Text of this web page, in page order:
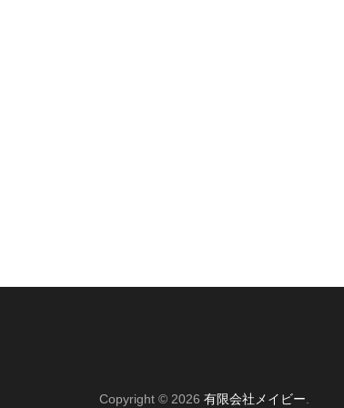
Copyright © 2026 有限会社メイビー.